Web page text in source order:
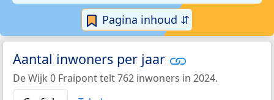
Pagina inhoud ⇵
Aantal inwoners per jaar
De Wijk 0 Fraipont telt 762 inwoners in 2024.